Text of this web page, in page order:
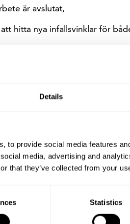
Details
to provide social media features
media, advertising and
that they’ve collected from your
Statistics
är avslutat,
hitta nya infallsvinklar för
legitimiteten för hållbarhet.
en utbildning inom hållbar
våra projektledare att
många har gjort under året –
är stort inom Forsen.
kommer att vidareutbildat sig
digitalisering och samverkan
flöden och därmed minska
och miljö (ISO
följer upp vår